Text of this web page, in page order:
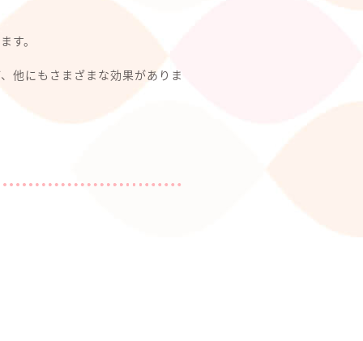
す。
他にもさまざまな効果がありま